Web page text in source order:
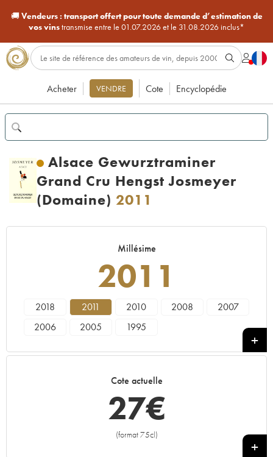
🚚Vendeurs : transport offert pour toute demande d’estimation de
vos vinstransmise entre le 01.07.2026 et le 31.08.2026 inclus*
Acheter VENDRE Cote Encyclopédie
Alsace Gewurztraminer
Grand Cru Hengst Josmeyer
(Domaine) 2011
Millésime
2011
2018 2011 2010 2008
2007
2006
2005 1995
Cote actuelle
27€
(format 75cl)
+